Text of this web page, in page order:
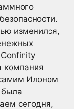
изменился,
компания
Илоном
сегодня,